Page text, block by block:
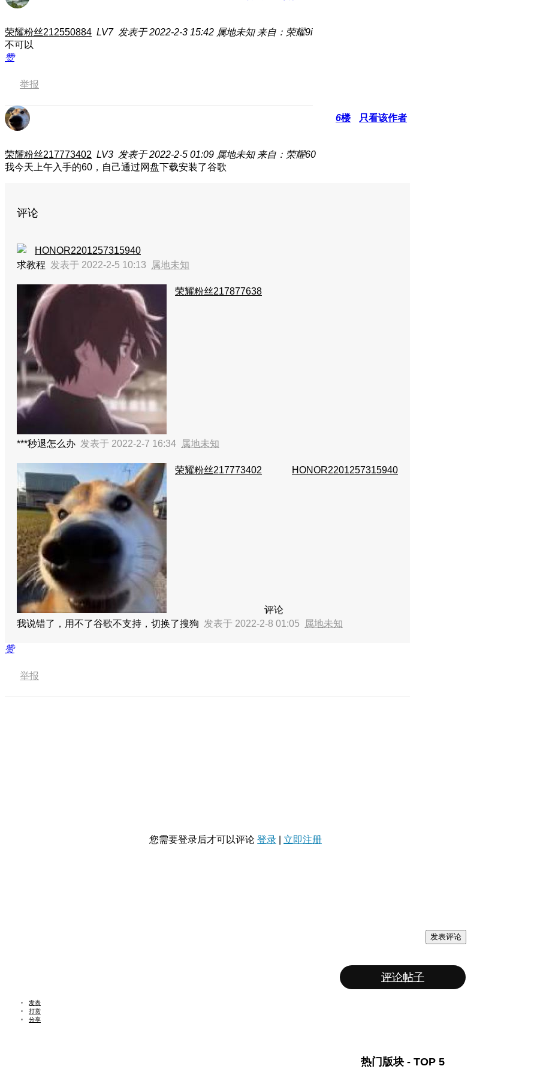
荣耀粉丝212550884 LV7 发表于 2022-2-3 15:42 属地未知 来自：荣耀9i
不可以
赞
举报
6楼 只看该作者
荣耀粉丝217773402 LV3 发表于 2022-2-5 01:09 属地未知 来自：荣耀60
我今天上午入手的60，自己通过网盘下载安装了谷歌
评论
HONOR2201257315940
求教程 发表于 2022-2-5 10:13 属地未知
荣耀粉丝217877638
***秒退怎么办 发表于 2022-2-7 16:34 属地未知
荣耀粉丝217773402
评论
HONOR2201257315940
我说错了，用不了谷歌不支持，切换了搜狗 发表于 2022-2-8 01:05 属地未知
赞
举报
您需要登录后才可以评论 登录 立即注册
发表评论
评论帖子
发表
打赏
分享
热门版块 - TOP 5